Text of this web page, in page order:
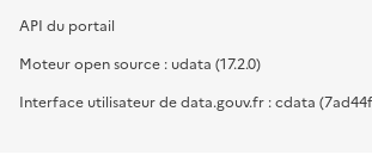
API du portail
Moteur open source : udata (17.2.0)
Interface utilisateur de data.gouv.fr : cdata